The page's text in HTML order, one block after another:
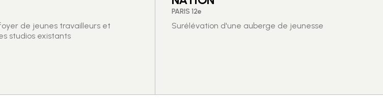
de jeunes travailleurs et
studios existants
PARIS 12e
Surélévation d'une auberge de jeunesse